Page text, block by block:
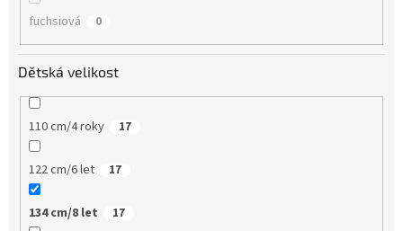
fuchsiová 0
Dětská velikost
110 cm/4 roky 17
122 cm/6 let 17
134 cm/8 let 17